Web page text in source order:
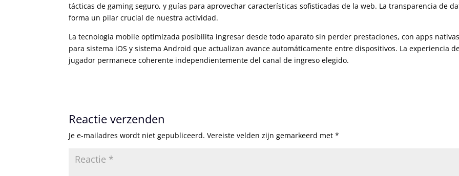
tácticas de gaming seguro, y guías para aprovechar características sofisticadas de la web. La transparencia de
forma un pilar crucial de nuestra actividad.
La tecnología mobile optimizada posibilita ingresar desde todo aparato sin perder prestaciones, con apps
para sistema iOS y sistema Android que actualizan avance automáticamente entre dispositivos. La experiencia
jugador permanece coherente independientemente del canal de ingreso elegido.
Reactie verzenden
Je e-mailadres wordt niet gepubliceerd. Vereiste velden zijn gemarkeerd met*